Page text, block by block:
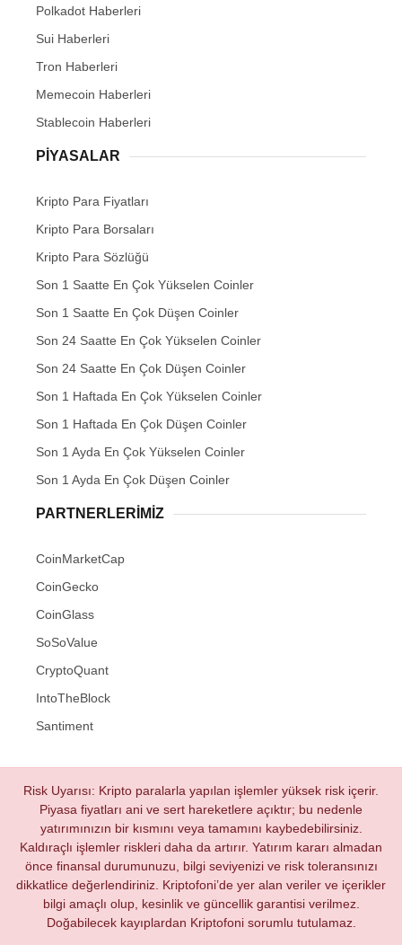
Polkadot Haberleri
Sui Haberleri
Tron Haberleri
Memecoin Haberleri
Stablecoin Haberleri
PIYASALAR
Kripto Para Fiyatları
Kripto Para Borsaları
Kripto Para Sözlüğü
Son 1 Saatte En Çok Yükselen Coinler
Son 1 Saatte En Çok Düşen Coinler
Son 24 Saatte En Çok Yükselen Coinler
Son 24 Saatte En Çok Düşen Coinler
Son 1 Haftada En Çok Yükselen Coinler
Son 1 Haftada En Çok Düşen Coinler
Son 1 Ayda En Çok Yükselen Coinler
Son 1 Ayda En Çok Düşen Coinler
PARTNERLERIMIZ
CoinMarketCap
CoinGecko
CoinGlass
SoSoValue
CryptoQuant
IntoTheBlock
Santiment
Risk Uyarısı: Kripto paralarla yapılan işlemler yüksek risk içerir.
Piyasa fiyatları ani ve sert hareketlere açıktır; bu nedenle
yatırımınızın bir kısmını veya tamamını kaybedebilirsiniz.
Kaldıraçlı işlemler riskleri daha da artırır. Yatırım kararı almadan
önce finansal durumunuzu, bilgi seviyenizi ve risk toleransınızı
dikkatlice değerlendiriniz. Kriptofoni’de yer alan veriler ve içerikler
bilgi amaçlı olup, kesinlik ve güncellik garantisi verilmez.
Doğabilecek kayıplardan Kriptofoni sorumlu tutulamaz.